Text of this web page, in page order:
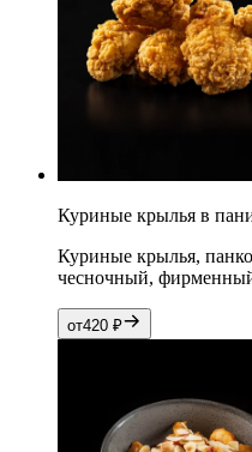
Куриные крылья в
Куриные крылья,
чесночный,
от420 ₽